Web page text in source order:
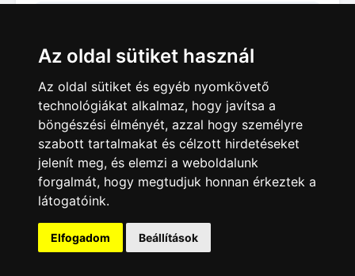
Az oldal sütiket használ
Az oldal sütiket és egyéb nyomkövető
technológiákat alkalmaz, hogy javítsa a
böngészési élményét, azzal hogy személyre
szabott tartalmakat és célzott hirdetéseket
jelenít meg, és elemzi a weboldalunk
forgalmát, hogy megtudjuk honnan érkeztek a
látogatóink.
Elfogadom Beállítások
440 Ft
Edelény
Hirdetésfeladás
Adatkezelés | ÁSZF | Apróhirdetés Blog
Minden jog fenntartva! © 2020-2026. 4Web Kft.